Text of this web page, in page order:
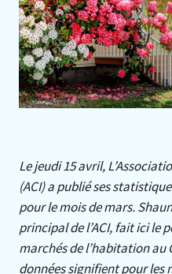
Le jeudi 15 avril,
(ACI) a publié ses
pour le mois de mars.
principal de l’ACI, fait ici le
marchés de l’habitation au
données signifient pour les